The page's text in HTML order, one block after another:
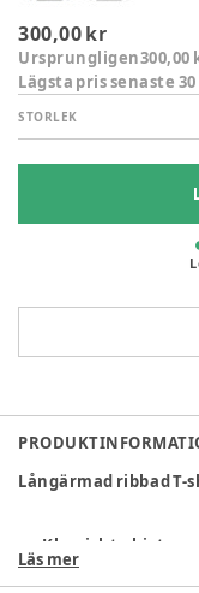
300,00 kr
Ursprungligen300,00
Lägsta pris senaste
STORLEK
Långärmad ribbad
Klassisk t-shirt
Tight sittande och
Läs mer